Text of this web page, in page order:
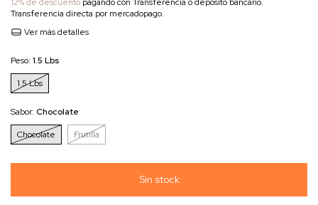
Transferencia directa por mercadopago.
Ver más detalles
Peso: 1.5 Lbs
1.5 Lbs
Sabor: Chocolate
Chocolate
Frutilla